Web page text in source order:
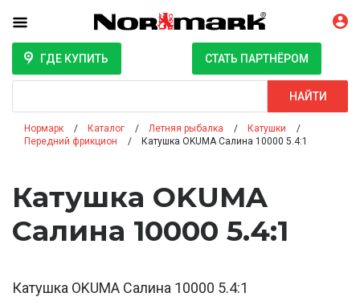
ГДЕ КУПИТЬ СТАТЬ ПАРТНЁРОМ
НАЙТИ
Нормарк Каталог Летняя рыбалка
Катушки
Передний фрикцион
Катушка OKUMA Салина 10000 5.4:1
Катушка OKUMA
Салина 10000 5.4:1
Катушка OKUMA Салина 10000 5.4:1